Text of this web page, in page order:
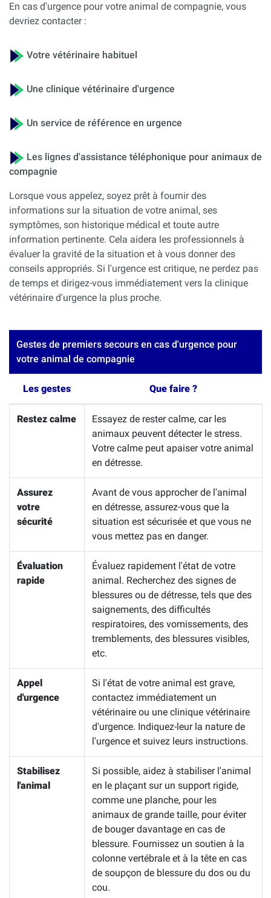
En cas d'urgence pour votre animal de compagnie, vous
devriez contacter :
Votre vétérinaire habituel
Une clinique vétérinaire d'urgence
Un service de référence en urgence
Les lignes d'assistance téléphonique pour animaux de
compagnie
Lorsque vous appelez, soyez prêt à fournir des
informations sur la situation de votre animal, ses
symptômes, son historique médical et toute autre
information pertinente. Cela aidera les professionnels à
évaluer la gravité de la situation et à vous donner des
conseils appropriés. Si l'urgence est critique, ne perdez pas
de temps et dirigez-vous immédiatement vers la clinique
vétérinaire d'urgence la plus proche.
Gestes de premiers secours en cas d'urgence pour
votre animal de compagnie
Les gestes Que faire ?
Restez calme
Essayez de rester calme, car les
animaux peuvent détecter le stress.
Votre calme peut apaiser votre animal
en détresse.
Assurez
votre
sécurité
Avant de vous approcher de l'animal
en détresse, assurez-vous que la
situation est sécurisée et que vous ne
vous mettez pas en danger.
Évaluation
rapide
Évaluez rapidement l'état de votre
animal. Recherchez des signes de
blessures ou de détresse, tels que des
saignements, des difficultés
respiratoires, des vomissements, des
tremblements, des blessures visibles,
etc.
Appel
d'urgence
Si l'état de votre animal est grave,
contactez immédiatement un
vétérinaire ou une clinique vétérinaire
d'urgence. Indiquez-leur la nature de
l'urgence et suivez leurs instructions.
Stabilisez
l'animal
Si possible, aidez à stabiliser l'animal
en le plaçant sur un support rigide,
comme une planche, pour les
animaux de grande taille, pour éviter
de bouger davantage en cas de
blessure. Fournissez un soutien à la
colonne vertébrale et à la tête en cas
de soupçon de blessure du dos ou du
cou.